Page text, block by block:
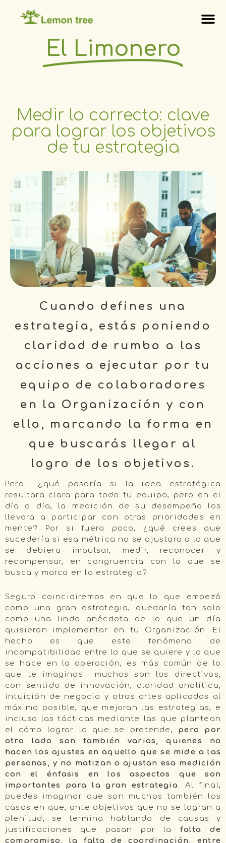
El Limonero
Medir lo correcto: clave
para lograr los objetivos
de tu estrategia
Cuando defines una
estrategia, estás poniendo
claridad de rumbo a las
acciones a ejecutar por tu
equipo de colaboradores
en la Organización y con
ello, marcando la forma en
que buscarás llegar al
logro de los objetivos.
Pero… ¿qué pasaría si la idea estratégica
resultara clara para todo tu equipo, pero en el
día a día, la medición de su desempeño los
llevara a participar con otras prioridades en
mente? Por si fuera poco, ¿qué crees que
sucedería si esa métrica no se ajustara a lo que
se debiera impulsar, medir, reconocer y
recompensar, en congruencia con lo que se
busca y marca en la estrategia?
Seguro coincidiremos en que lo que empezó
como una gran estrategia, quedaría tan solo
como una linda anécdota de lo que un día
quisieron implementar en tu Organización. El
hecho es que este fenómeno de
incompatibilidad entre lo que se quiere y lo que
se hace en la operación, es más común de lo
que te imaginas… muchos son los directivos,
con sentido de innovación, claridad analítica,
intuición de negocio y otras artes aplicadas al
máximo posible, que mejoran las estrategias, e
incluso las tácticas mediante las que plantean
el cómo lograr lo que se pretende, pero por
otro lado son también varios, quienes no
hacen los ajustes en aquello que se mide a las
personas, y no matizan o ajustan esa medición
con el énfasis en los aspectos que son
importantes para la gran estrategia. Al final,
puedes imaginar que son muchos también los
casos en que, ante objetivos que no se logran a
plenitud, se termina hablando de causas y
justificaciones que pasan por la falta de
compromiso, la falta de coordinación, entre